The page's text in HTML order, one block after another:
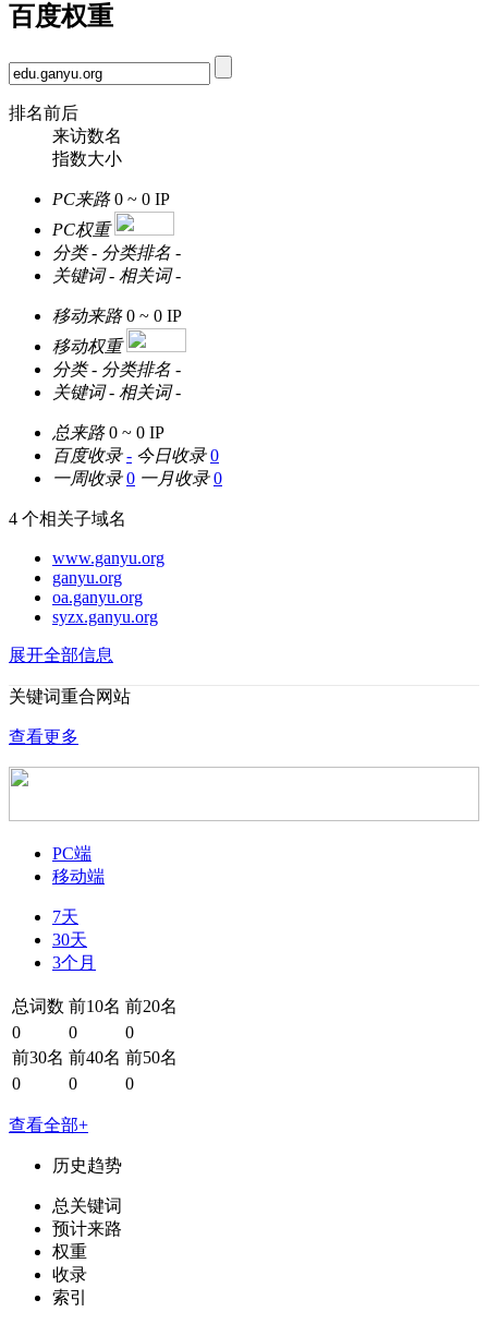
百度权重
排名前后
来访数名
指数大小
PC来路 0 ~ 0 IP
PC权重
分类 - 分类排名 -
关键词 - 相关词 -
移动来路 0 ~ 0 IP
移动权重
分类 - 分类排名 -
关键词 - 相关词 -
总来路 0 ~ 0 IP
百度收录 - 今日收录 0
一周收录 0 一月收录 0
4 个相关子域名
www.ganyu.org
ganyu.org
oa.ganyu.org
syzx.ganyu.org
展开全部信息
关键词重合网站
查看更多
PC端
移动端
7天
30天
3个月
总词数 前10名 前20名
0
0
0
前30名 前40名 前50名
0
0 0
查看全部+
历史趋势
总关键词
预计来路
权重
收录
索引